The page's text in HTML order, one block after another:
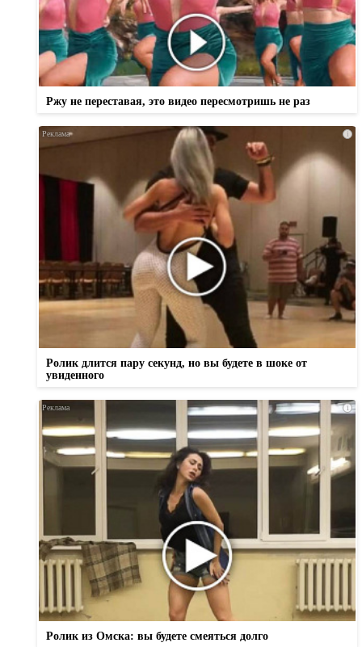
Ржу не переставая, это видео пересмотришь не раз
i
Ролик длится пару секунд, но вы будете в шоке от
увиденного
i
Ролик из Омска: вы будете смеяться долго